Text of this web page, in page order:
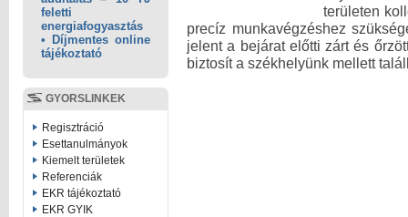
feletti
energiafogyasztás
• Díjmentes online
tájékoztató
GYORSLINKEK
Regisztráció
Esettanulmányok
Kiemelt területek
Referenciák
EKR tájékoztató
EKR GYIK
területen
precíz munkavégzéshez
jelent a bejárat előtti zárt és
biztosít a székhelyünk mellett